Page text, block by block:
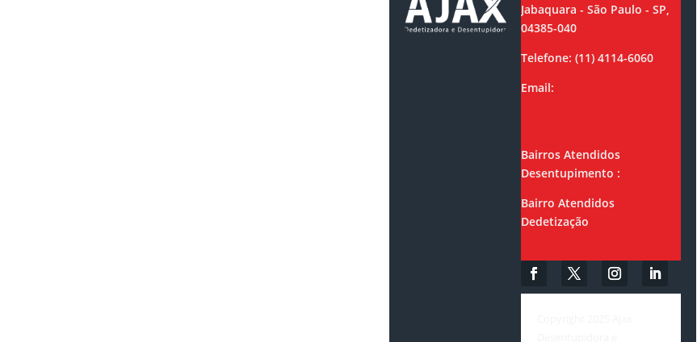
Jabaquara - São Paulo - SP,
04385-040
Telefone: (11) 4114-6060
Email:
Bairros Atendidos
Desentupimento :
Bairro Atendidos
Dedetização